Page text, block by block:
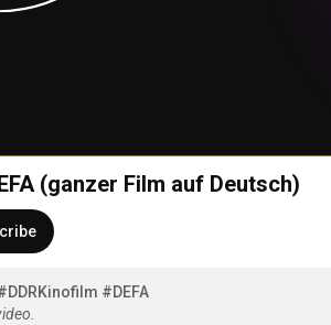
(ganzer Film auf Deutsch)
#DEFA